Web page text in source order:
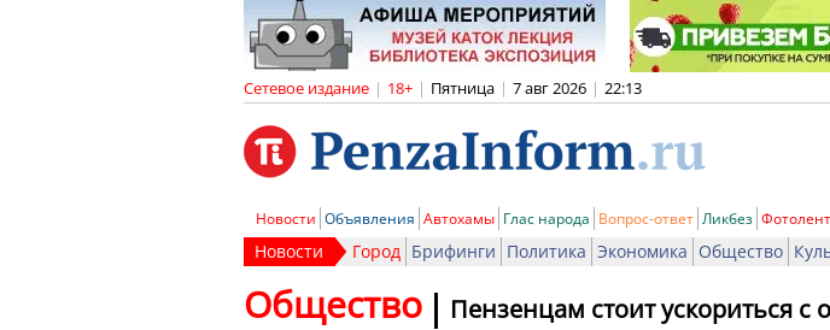
Сетевое издание | 18+ | Пятница | 7 авг 2026 | 22:13
Новости Объявления Автохамы Глас народа Вопрос-ответ Ликбез
Новости Город Брифинги Политика Экономика Общество
Пензенцам стоит ускориться
Общество